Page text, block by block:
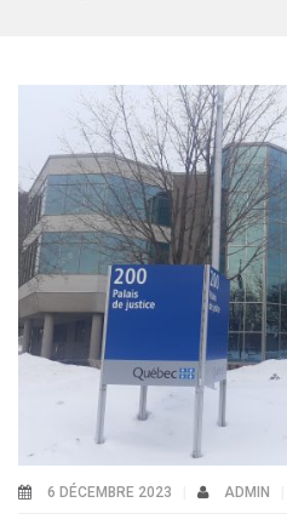
6 DÉCEMBRE 2023 ADMIN